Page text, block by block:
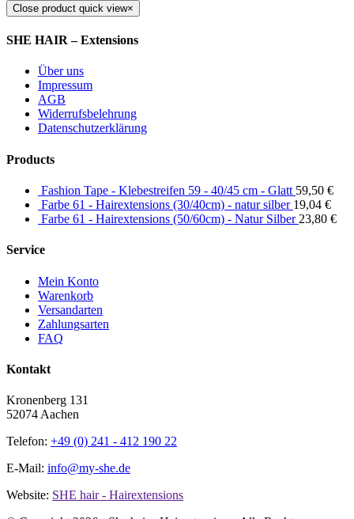
Close product quick view×
SHE HAIR – Extensions
Über uns
Impressum
AGB
Widerrufsbelehrung
Datenschutzerklärung
Products
Fashion Tape - Klebestreifen 59 - 40/45 cm - Glatt 59,50 €
Farbe 61 - Hairextensions (30/40cm) - natur silber 19,04 €
Farbe 61 - Hairextensions (50/60cm) - Natur Silber 23,80 €
Service
Mein Konto
Warenkorb
Versandarten
Zahlungsarten
FAQ
Kontakt
Kronenberg 131
52074 Aachen
Telefon: +49 (0) 241 - 412 190 22
E-Mail: info@my-she.de
Website: SHE hair - Hairextensions